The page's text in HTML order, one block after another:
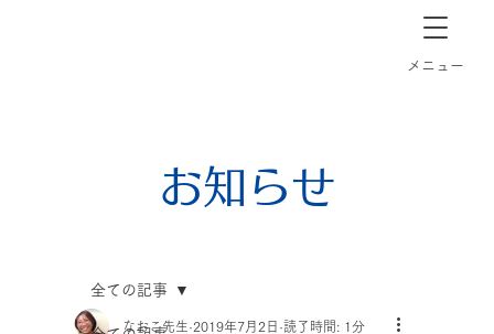
​メニュー
全ての記事
なおこ先生 2019年7月2日 読了時間: 1分
お知らせ